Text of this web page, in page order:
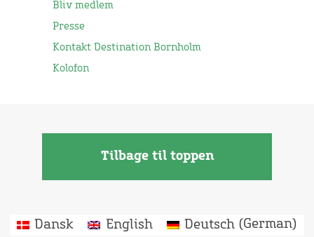
Bliv medlem
Presse
Kontakt Destination Bornholm
Kolofon
Tilbage til toppen
Dansk English Deutsch(German)